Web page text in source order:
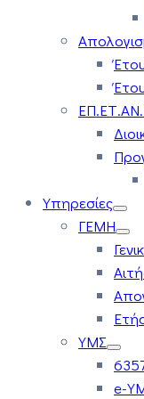
Υπηρεσίες
ΓΕΜΗ
ΥΜΣ
e-